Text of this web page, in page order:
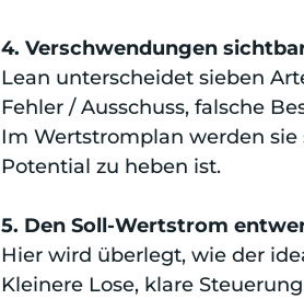
4. Verschwendungen
Lean unterscheidet sieben
Fehler / Ausschuss, falsche
Im Wertstromplan werden
Potential zu heben ist.
5. Den Soll-Wertstrom
Hier wird überlegt, wie der
Kleinere Lose, klare